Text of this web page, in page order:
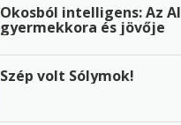
Okosból intelligens: Az AI
gyermekkora és jövője
Szép volt Sólymok!